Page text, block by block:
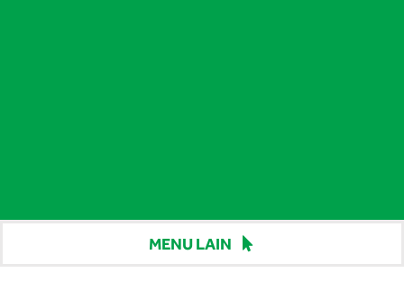
MENU LAIN